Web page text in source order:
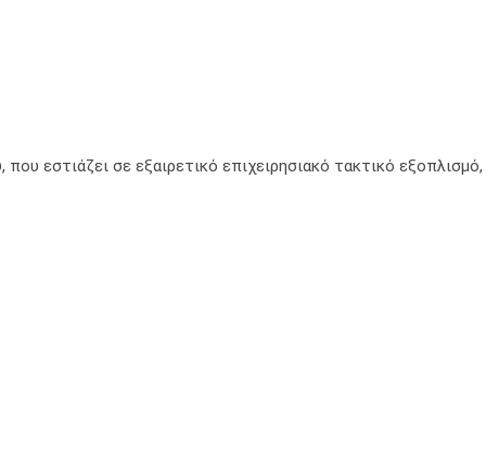
εστιάζει σε εξαιρετικό επιχειρησιακό τακτικό εξοπλισμό,